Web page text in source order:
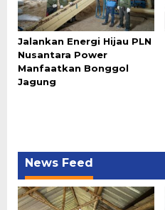
Jalankan Energi Hijau PLN
Nusantara Power
Manfaatkan Bonggol
Jagung
News Feed